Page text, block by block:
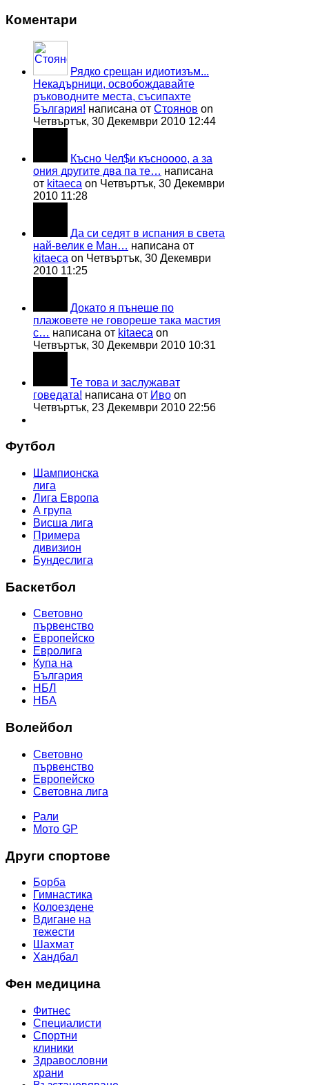
Коментари
Рядко срещан идиотизъм...
Некадърници, освобождавайте
ръководните места, съсипахте
България! написана от Стоянов on
Четвъртък, 30 Декември 2010 12:44
Късно Чел$и късноооо, а за
ония другите два па те… написана
от kitaeca on Четвъртък, 30 Декември
2010 11:28
Да си седят в испания в света
най-велик е Ман… написана от
kitaeca on Четвъртък, 30 Декември
2010 11:25
Докато я пънеше по
плажовете не говореше така мастия
с… написана от kitaeca on
Четвъртък, 30 Декември 2010 10:31
Те това и заслужават
говедата! написана от Иво on
Четвъртък, 23 Декември 2010 22:56
Футбол
Шампионска
лига
Лига Европа
А група
Висша лига
Примера
дивизион
Бундеслига
Баскетбол
Световно
първенство
Европейско
Евролига
Купа на
България
НБЛ
НБА
Волейбол
Световно
първенство
Европейско
Световна лига
Рали
Мото GP
Други спортове
Борба
Гимнастика
Колоездене
Вдигане на
тежести
Шахмат
Хандбал
Фен медицина
Фитнес
Специалисти
Спортни
клиники
Здравословни
храни